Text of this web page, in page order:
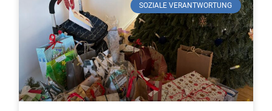
SOZIALE VERANTWORTUNG